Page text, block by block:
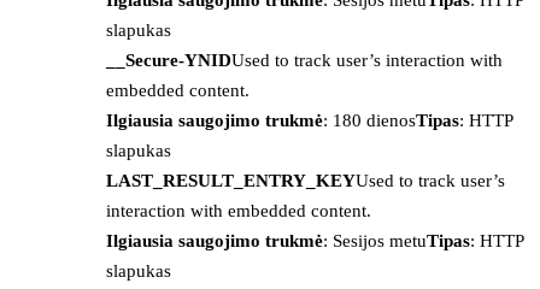
slapukas
__Secure-YNIDUsed to track user’s interaction with
embedded content.
Ilgiausia saugojimo trukmė: 180 dienosTipas: HTTP
slapukas
LAST_RESULT_ENTRY_KEYUsed to track user’s
interaction with embedded content.
Ilgiausia saugojimo trukmė: Sesijos metuTipas: HTTP
slapukas